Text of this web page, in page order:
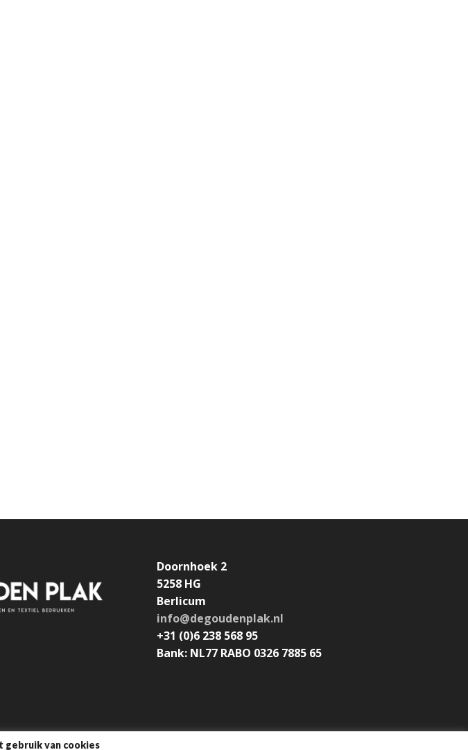
Doornhoek 2
5258 HG
Berlicum
info@degoudenplak.nl
+31 (0)6 238 568 95
Bank: NL77 RABO 0326 7885 65
Algemene voorwaarden
gebruik van cookies